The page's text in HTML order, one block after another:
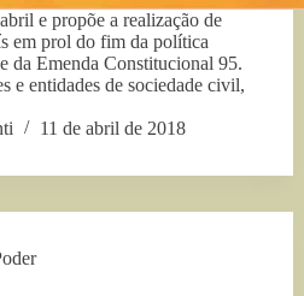
e propõe a realização de
em prol do fim da política
da Emenda Constitucional 95.
e entidades de sociedade civil,
11 de abril de 2018